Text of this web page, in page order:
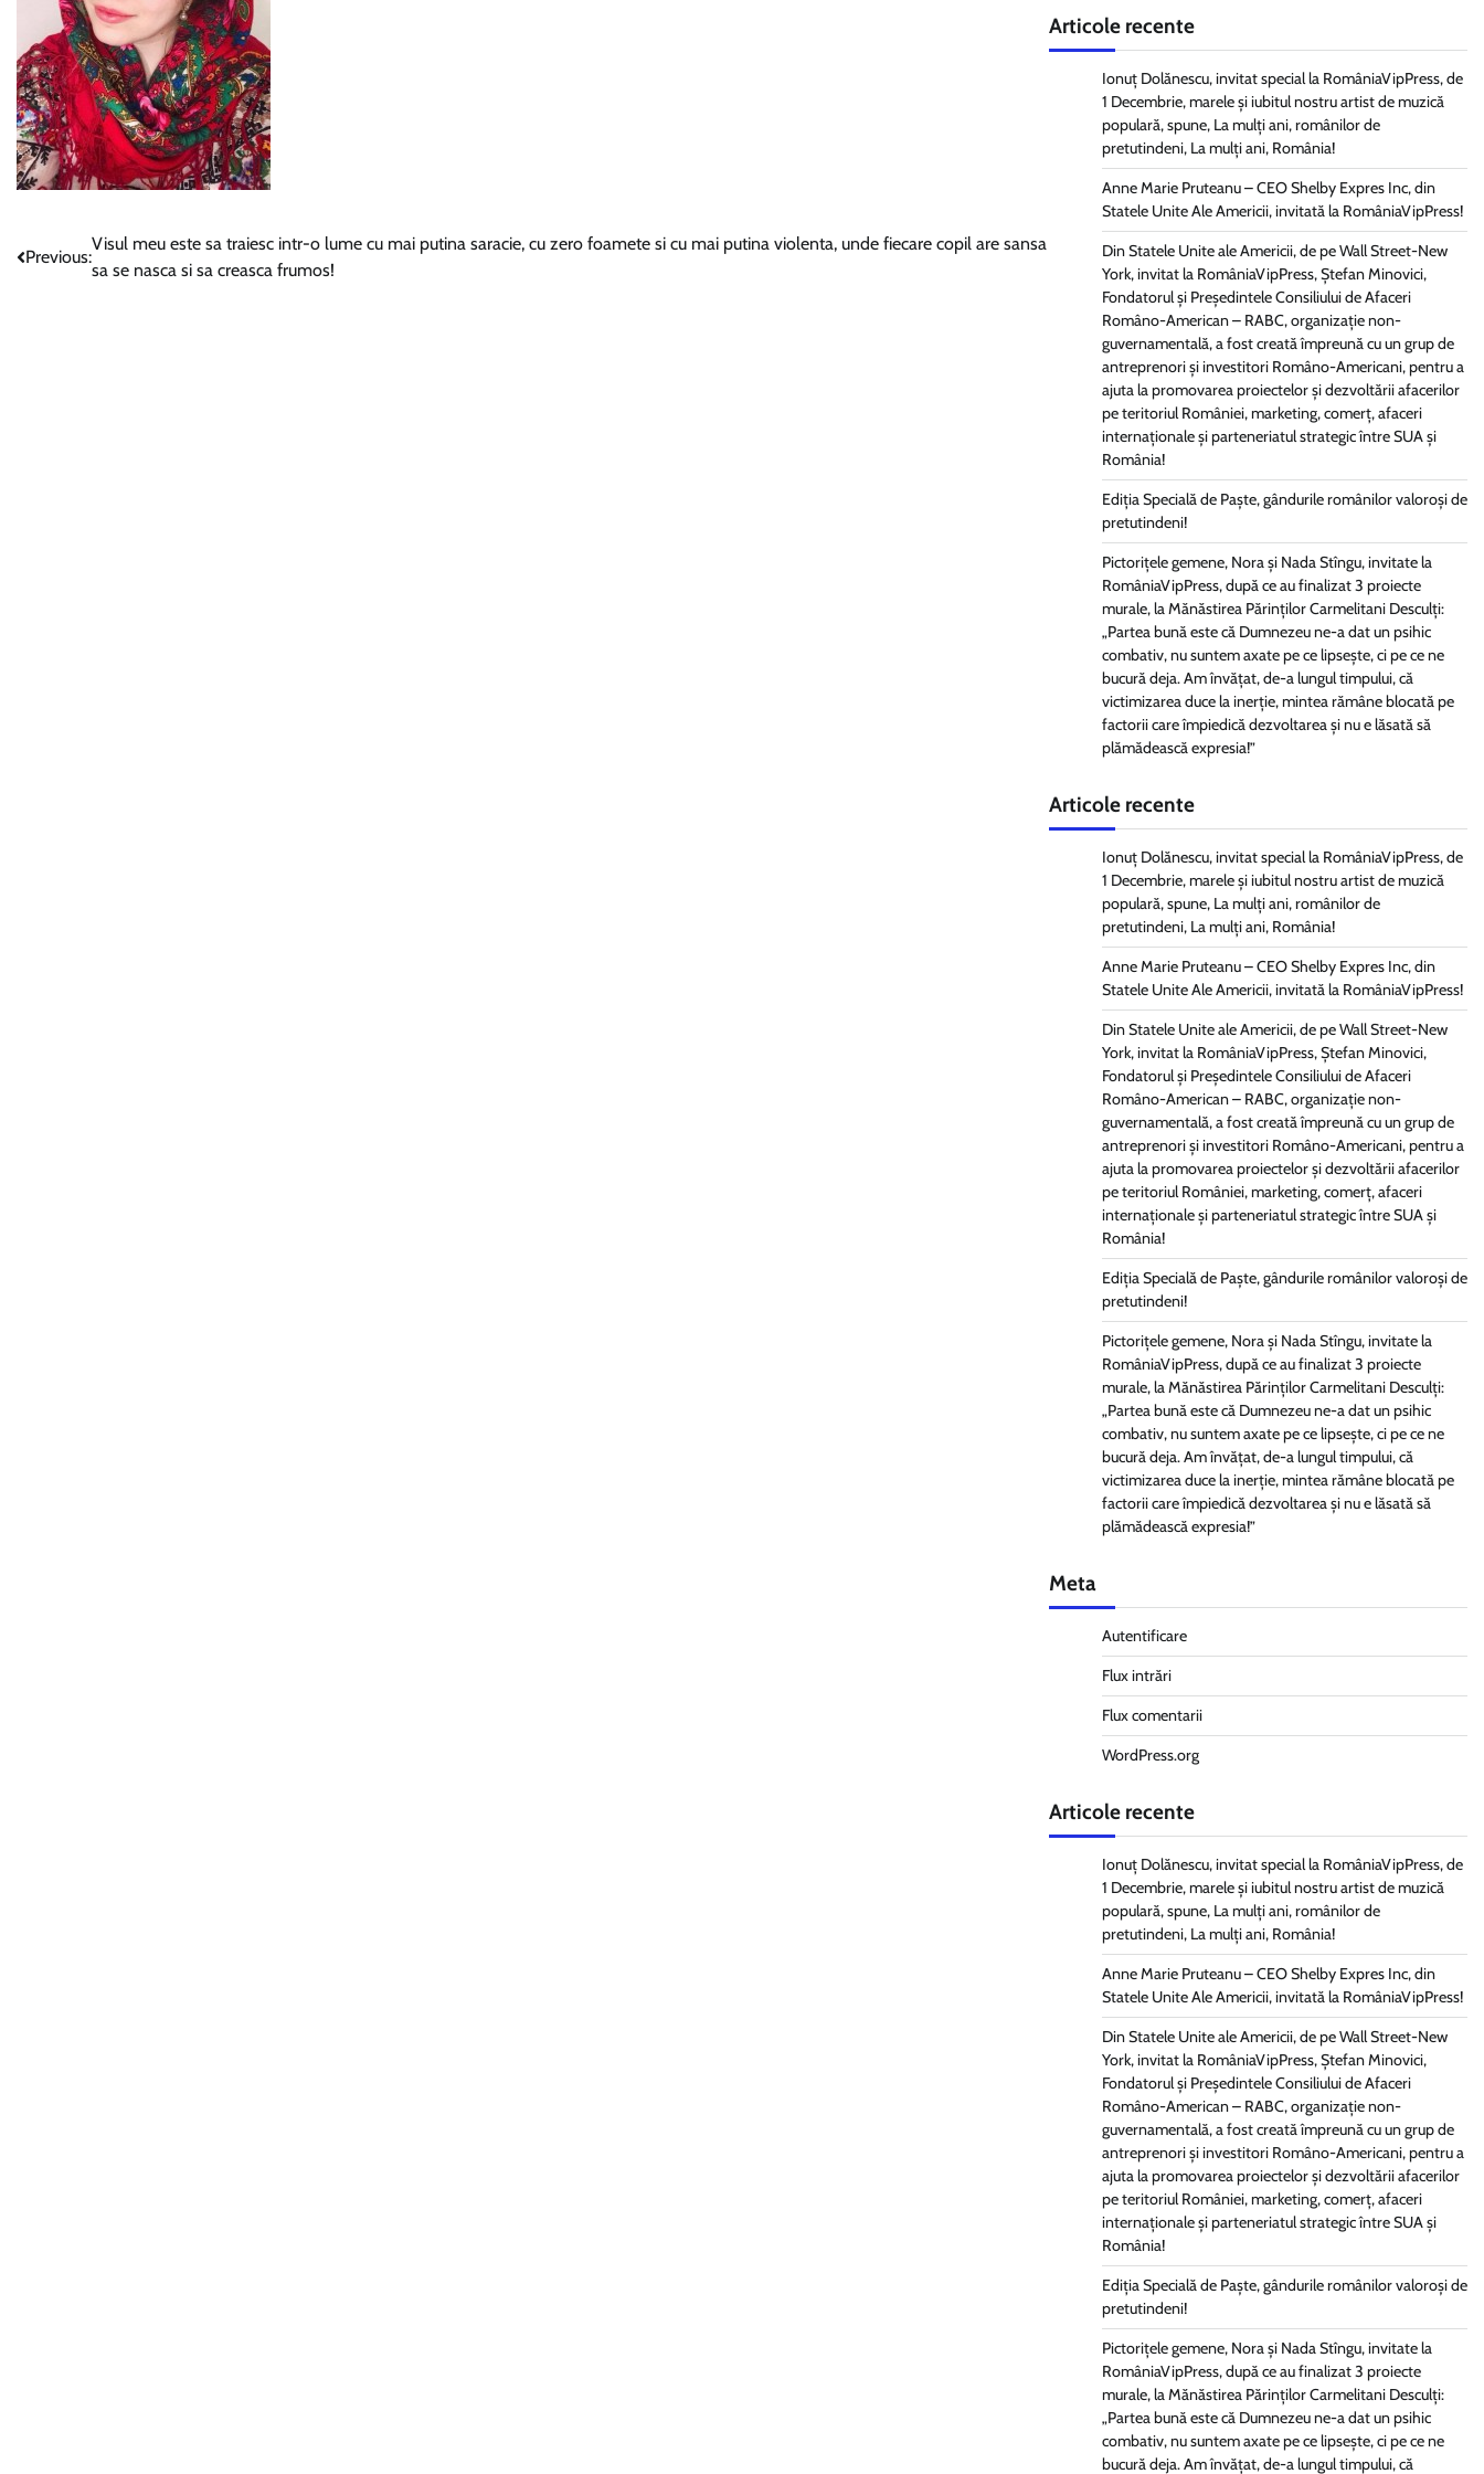
Navigare
Previous:
Visul meu este sa traiesc intr-o lume cu mai putina saracie, cu zero foamete si cu mai putina violenta, unde fiecare copil are sansa
sa se nasca si sa creasca frumos!
Articole recente
Ionuț Dolănescu, invitat special la RomâniaVipPress, de
1 Decembrie, marele și iubitul nostru artist de muzică
populară, spune, La mulți ani, românilor de
pretutindeni, La mulți ani, România!
Anne Marie Pruteanu – CEO Shelby Expres Inc, din
Statele Unite Ale Americii, invitată la RomâniaVipPress!
Din Statele Unite ale Americii, de pe Wall Street-New
York, invitat la RomâniaVipPress, Ștefan Minovici,
Fondatorul și Președintele Consiliului de Afaceri
Româno-American – RABC, organizație non-
guvernamentală, a fost creată împreună cu un grup de
antreprenori și investitori Româno-Americani, pentru a
ajuta la promovarea proiectelor și dezvoltării afacerilor
pe teritoriul României, marketing, comerț, afaceri
internaționale și parteneriatul strategic între SUA și
România!
Ediția Specială de Paște, gândurile românilor valoroși de
pretutindeni!
Pictorițele gemene, Nora și Nada Stîngu, invitate la
RomâniaVipPress, după ce au finalizat 3 proiecte
murale, la Mănăstirea Părinților Carmelitani Desculți:
„Partea bună este că Dumnezeu ne-a dat un psihic
combativ, nu suntem axate pe ce lipsește, ci pe ce ne
bucură deja. Am învățat, de-a lungul timpului, că
victimizarea duce la inerție, mintea rămâne blocată pe
factorii care împiedică dezvoltarea și nu e lăsată să
plămădească expresia!”
Articole recente
Ionuț Dolănescu, invitat special la RomâniaVipPress, de
1 Decembrie, marele și iubitul nostru artist de muzică
populară, spune, La mulți ani, românilor de
pretutindeni, La mulți ani, România!
Anne Marie Pruteanu – CEO Shelby Expres Inc, din
Statele Unite Ale Americii, invitată la RomâniaVipPress!
Din Statele Unite ale Americii, de pe Wall Street-New
York, invitat la RomâniaVipPress, Ștefan Minovici,
Fondatorul și Președintele Consiliului de Afaceri
Româno-American – RABC, organizație non-
guvernamentală, a fost creată împreună cu un grup de
antreprenori și investitori Româno-Americani, pentru a
ajuta la promovarea proiectelor și dezvoltării afacerilor
pe teritoriul României, marketing, comerț, afaceri
internaționale și parteneriatul strategic între SUA și
România!
Ediția Specială de Paște, gândurile românilor valoroși de
pretutindeni!
Pictorițele gemene, Nora și Nada Stîngu, invitate la
RomâniaVipPress, după ce au finalizat 3 proiecte
murale, la Mănăstirea Părinților Carmelitani Desculți:
„Partea bună este că Dumnezeu ne-a dat un psihic
combativ, nu suntem axate pe ce lipsește, ci pe ce ne
bucură deja. Am învățat, de-a lungul timpului, că
victimizarea duce la inerție, mintea rămâne blocată pe
factorii care împiedică dezvoltarea și nu e lăsată să
plămădească expresia!”
Meta
Autentificare
Flux intrări
Flux comentarii
WordPress.org
Articole recente
Ionuț Dolănescu, invitat special la RomâniaVipPress, de
1 Decembrie, marele și iubitul nostru artist de muzică
populară, spune, La mulți ani, românilor de
pretutindeni, La mulți ani, România!
Anne Marie Pruteanu – CEO Shelby Expres Inc, din
Statele Unite Ale Americii, invitată la RomâniaVipPress!
Din Statele Unite ale Americii, de pe Wall Street-New
York, invitat la RomâniaVipPress, Ștefan Minovici,
Fondatorul și Președintele Consiliului de Afaceri
Româno-American – RABC, organizație non-
guvernamentală, a fost creată împreună cu un grup de
antreprenori și investitori Româno-Americani, pentru a
ajuta la promovarea proiectelor și dezvoltării afacerilor
pe teritoriul României, marketing, comerț, afaceri
internaționale și parteneriatul strategic între SUA și
România!
Ediția Specială de Paște, gândurile românilor valoroși de
pretutindeni!
Pictorițele gemene, Nora și Nada Stîngu, invitate la
RomâniaVipPress, după ce au finalizat 3 proiecte
murale, la Mănăstirea Părinților Carmelitani Desculți:
„Partea bună este că Dumnezeu ne-a dat un psihic
combativ, nu suntem axate pe ce lipsește, ci pe ce ne
bucură deja. Am învățat, de-a lungul timpului, că